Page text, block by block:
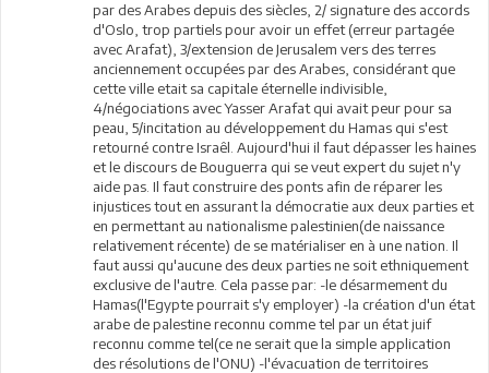
par des Arabes depuis des siècles, 2/ signature des accords
d'Oslo, trop partiels pour avoir un effet (erreur partagée
avec Arafat), 3/extension de Jerusalem vers des terres
anciennement occupées par des Arabes, considérant que
cette ville etait sa capitale éternelle indivisible,
4/négociations avec Yasser Arafat qui avait peur pour sa
peau, 5/incitation au développement du Hamas qui s'est
retourné contre Israêl. Aujourd'hui il faut dépasser les haines
et le discours de Bouguerra qui se veut expert du sujet n'y
aide pas. Il faut construire des ponts afin de réparer les
injustices tout en assurant la démocratie aux deux parties et
en permettant au nationalisme palestinien(de naissance
relativement récente) de se matérialiser en à une nation. Il
faut aussi qu'aucune des deux parties ne soit ethniquement
exclusive de l'autre. Cela passe par: -le désarmement du
Hamas(l'Egypte pourrait s'y employer) -la création d'un état
arabe de palestine reconnu comme tel par un état juif
reconnu comme tel(ce ne serait que la simple application
des résolutions de l'ONU) -l'évacuation de territoires